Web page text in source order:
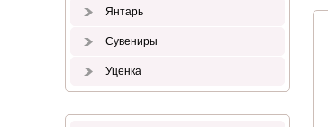
Янтарь
Сувениры
Уценка